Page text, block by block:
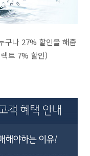
구나 27% 할인을 해줍
트 7% 할인)